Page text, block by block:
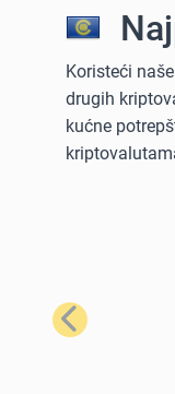
Koristeći
drugih
kućne
Prethodno